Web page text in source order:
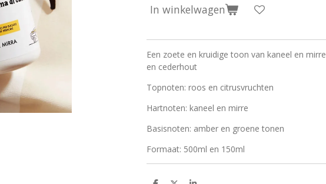
In winkelwagen
Een zoete en kruidige toon van kaneel en
en cederhout
Topnoten: roos en citrusvruchten
Hartnoten: kaneel en mirre
Basisnoten: amber en groene tonen
Formaat: 500ml en 150ml